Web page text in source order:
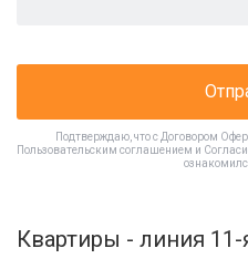
Подтверждаю, что с Договором
Пользовательским соглашением и
Квартиры - линия 11-